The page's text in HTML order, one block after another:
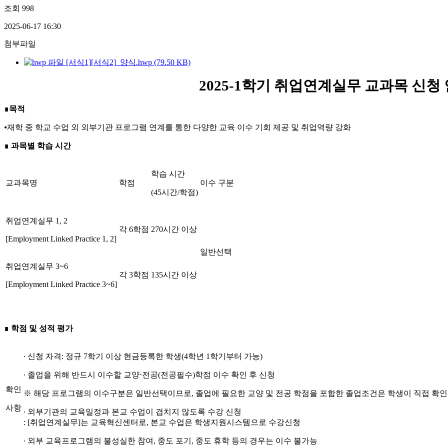
조회 998
2025-06-17 16:30
첨부파일
[서식1][서식2]_양식.hwp (79.50 KB)
2025-1학기 취업연계실무 교과목 신청
∎목적
⦁재학 중 학교 수업 외 외부기관 프로그램 연계를 통한 다양한 교육 이수 기회 제공 및 취업역량 강화
∎ 과목별 학습 시간
교과목명 학점
학습 시간
(45시간/학점)
이수 구분
취업연계실무 1, 2
[Employment Linked Practice 1, 2]
각 6학점 270시간 이상
일반선택
취업연계실무 3~6
[Employment Linked Practice 3~6]
각 3학점 135시간 이상
∎ 학점 및 성적 평가
확인
사항
∙ 신청 자격: 정규 7학기 이상 현금등록한 학생(4학년 1학기부터 가능)
∙ 졸업을 위해 반드시 이수할 교양⋅전공(전공필수)학점 이수 확인 후 신청
※ 해당 프로그램의 이수구분은 일반선택이므로, 졸업에 필요한 교양 및 전공 학점을 포함한 졸업조건은 학생이 직접 확
∙ 외부기관의 교육일정과 본교 수업이 겹치지 않도록 수강 신청
: [취업연계실무]는 교육혁신센터로, 본교 수업은 학생지원시스템으로 수강신청
∙ 외부 교육프로그램의 불성실한 참여, 중도 포기, 중도 휴학 등의 경우는 이수 불가능